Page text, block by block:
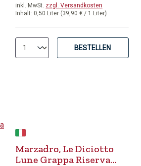
Inhalt: 0,50 Liter (39,90 € / 1 Liter)
inkl. MwSt. zzgl. Versandkosten
BESTELLEN
Marzadro, Le Diciotto
Lune Grappa Riserva